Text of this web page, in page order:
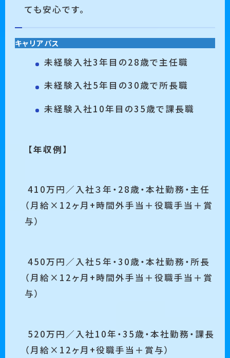
ても安心です。
キャリアパス
未経験入社3年目の28歳で主任職
未経験入社5年目の30歳で所長職
未経験入社10年目の35歳で課長職
【年収例】
410万円／入社３年・28歳・本社勤務・主任
（月給×12ヶ月+時間外手当＋役職手当＋賞
与）
450万円／入社５年・30歳・本社勤務・所長
（月給×12ヶ月+時間外手当＋役職手当＋賞
与）
520万円／入社10年・35歳・本社勤務・課長
（月給×12ヶ月+役職手当＋賞与）